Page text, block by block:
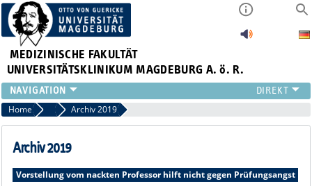
MEDIZINISCHE FAKULTÄT
UNIVERSITÄTSKLINIKUM MAGDEBURG A. ö. R.
INSTITUTE
KLINIKEN
ZENTRALE EINRICHTUNGEN
PRESSE
Home Archiv Pressemitteilungen
Archiv 2019
Archiv 2019
Vorstellung vom nackten Professor hilft nicht gegen Prüfungsangst